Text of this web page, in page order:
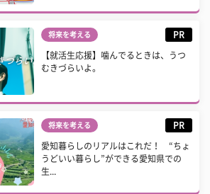
将来を考える PR
【就活生応援】噛んでるときは、うつ
むきづらいよ。
将来を考える PR
愛知暮らしのリアルはこれだ！ “ちょ
うどいい暮らし”ができる愛知県での
生...